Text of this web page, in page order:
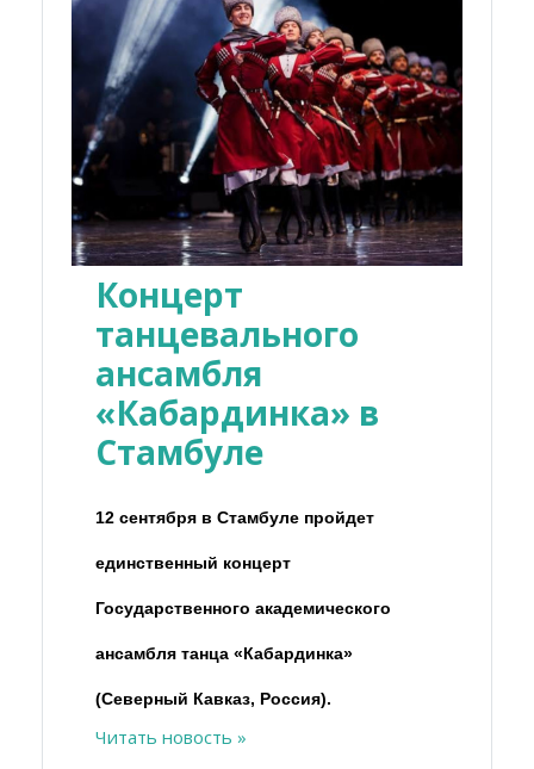
Концерт
танцевального
ансамбля
«Кабардинка» в
Стамбуле
12 сентября в Стамбуле пройдет
единственный концерт
Государственного академического
ансамбля танца «Кабардинка»
(Северный Кавказ, Россия).
Читать новость »